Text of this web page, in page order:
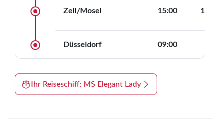
Zell/Mosel 15:00 17:00
Düsseldorf 09:00
Ihr Reiseschiff: MS Elegant Lady